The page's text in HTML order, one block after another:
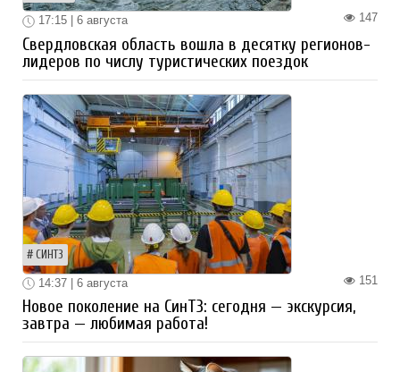
147
17:15 | 6 августа
Свердловская область вошла в десятку регионов-
лидеров по числу туристических поездок
СИНТЗ
151
14:37 | 6 августа
Новое поколение на СинТЗ: сегодня — экскурсия,
завтра — любимая работа!